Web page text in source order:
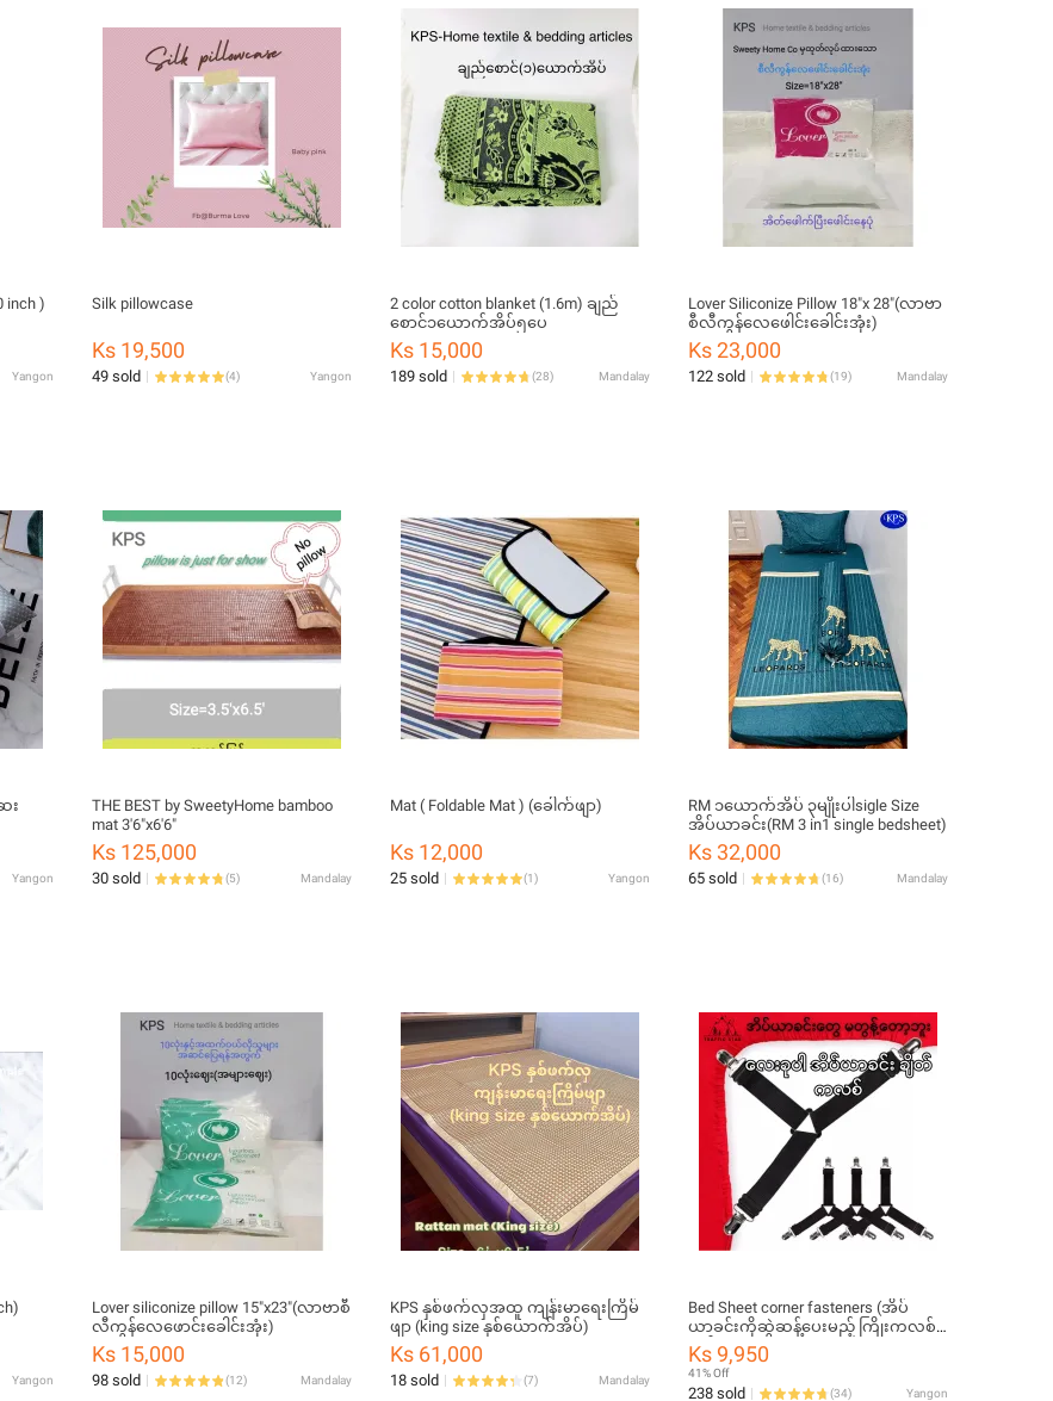
inch )
Yangon
Silk pillowcase
Ks 19,500
49 sold (4) Yangon
2 color cotton blanket (1.6m) ချည်
စောင်၁‌ယောက်အိပ်၅ပေ
Ks 15,000
189 sold (28) Mandalay
Lover Siliconize Pillow 18"x 28"(လာဗာ
စီလီကွန်လေဖေါင်းခေါင်းအုံး)
Ks 23,000
122 sold (19) Mandalay
း
Yangon
THE BEST by SweetyHome bamboo
mat 3'6"x6'6"
Ks 125,000
30 sold (5) Mandalay
Mat ( Foldable Mat ) (ခေါက်ဖျာ)
Ks 12,000
25 sold (1) Yangon
RM ၁ယောက်အိပ် ၃မျိုးပါsigle Size
အိပ်ယာခင်း(RM 3 in1 single bedsheet)
Ks 32,000
65 sold (16) Mandalay
Yangon
Lover siliconize pillow 15"x23"(လာဗာစီ
လီကွန်လေဖောင်းခေါင်းအုံး)
Ks 15,000
98 sold (12) Mandalay
KPS နှစ်ဖက်လှအထူ ကျန်းမာရေးကြိမ်
ဖျာ (king size နှစ်ယောက်အိပ်)
Ks 61,000
18 sold (7) Mandalay
Bed Sheet corner fasteners (အိပ်
ယာခင်းကိုဆွဲဆန့်ပေးမည့် ကြိုးကလစ်)
တစ်စုံ - ၄ခု
Ks 9,950
41% Off
238 sold (34) Yangon